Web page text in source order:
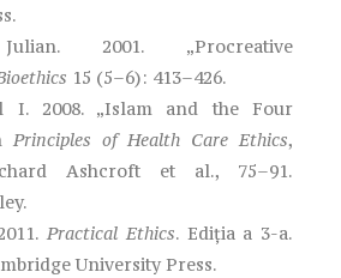
2001. „Procreative
15 (5–6): 413–426.
I. 2008. „Islam and the Four
Principles of Health Care Ethics,
Ashcroft et al., 75–91.
Practical Ethics. Ediția a 3-a.
University Press.